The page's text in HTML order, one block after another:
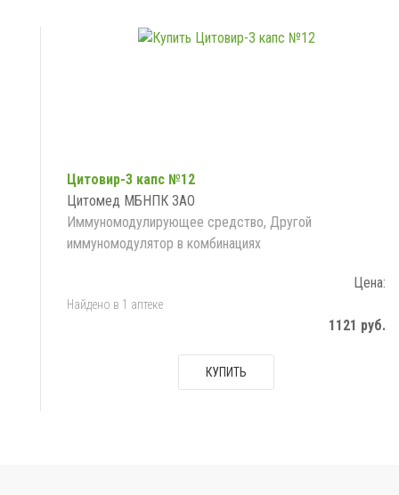
Цитовир-3 капс №12
Цитомед МБНПК ЗАО
Иммуномодулирующее средство, Другой
иммуномодулятор в комбинациях
Цена:
Найдено в 1 аптеке
1121 руб.
КУПИТЬ